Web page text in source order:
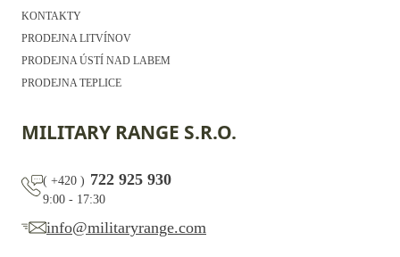
KONTAKTY
PRODEJNA LITVÍNOV
PRODEJNA ÚSTÍ NAD LABEM
PRODEJNA TEPLICE
MILITARY RANGE S.R.O.
( +420 ) 722 925 930
9:00 - 17:30
info@militaryrange.com